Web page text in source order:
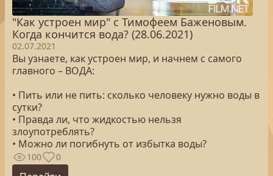
"Как устроен мир" с Тимофеем Баженовым.
Когда кончится вода? (28.06.2021)
02.07.2021
Вы узнаете, как устроен мир, и начнем с самого
главного – ВОДА:
• Пить или не пить: сколько человеку нужно воды в
сутки?
• Правда ли, что жидкостью нельзя
злоупотреблять?
• Можно ли погибнуть от избытка воды?
100 0